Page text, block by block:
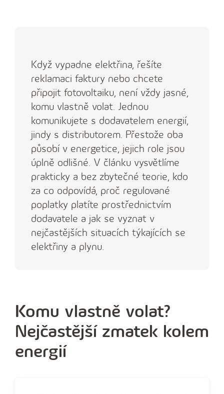
Když vypadne elektřina, řešíte
reklamaci faktury nebo chcete
připojit fotovoltaiku, není vždy jasné,
komu vlastně volat. Jednou
komunikujete s dodavatelem energií,
jindy s distributorem. Přestože oba
působí v energetice, jejich role jsou
úplně odlišné. V článku vysvětlíme
prakticky a bez zbytečné teorie, kdo
za co odpovídá, proč regulované
poplatky platíte prostřednictvím
dodavatele a jak se vyznat v
nejčastějších situacích týkajících se
elektřiny a plynu.
Komu vlastně volat?
Nejčastější zmatek kolem
energií